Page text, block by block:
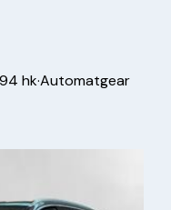
hk·Automatgear